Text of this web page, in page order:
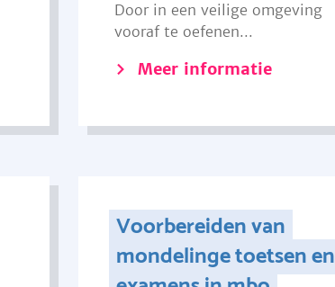
Door in een veilige omgeving
vooraf te oefenen...
Meer informatie
Voorbereiden van
mondelinge toetsen en